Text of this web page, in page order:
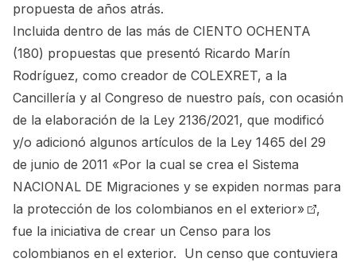
propuesta de años atrás.
Incluida dentro de las más de CIENTO OCHENTA
(180) propuestas que presentó Ricardo Marín
Rodríguez, como creador de COLEXRET, a la
Cancillería y al Congreso de nuestro país, con ocasión
de la elaboración de la Ley 2136/2021, que modificó
y/o adicionó algunos artículos de la Ley 1465 del 29
de junio de 2011 «Por la cual se crea el Sistema
NACIONAL DE Migraciones y se expiden normas para
la protección de los colombianos en el exterior»
,
fue la iniciativa de crear un Censo para los
colombianos en el exterior. Un censo que contuviera